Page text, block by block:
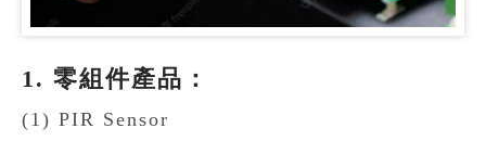
1. 零組件產品：
(1) PIR Sensor